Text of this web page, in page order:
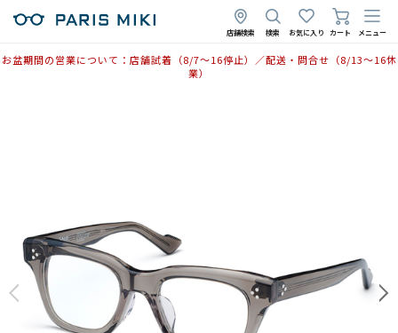
店舗検索 検索 お気に入り カート メニュー
お盆期間の営業について：店舗試着（8/7〜16停止）／配送・問合せ（8/13〜16休
業）